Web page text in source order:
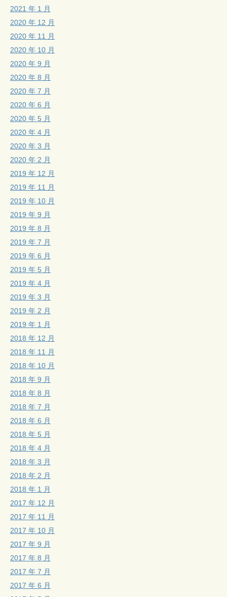
2021 年 1 月
2020 年 12 月
2020 年 11 月
2020 年 10 月
2020 年 9 月
2020 年 8 月
2020 年 7 月
2020 年 6 月
2020 年 5 月
2020 年 4 月
2020 年 3 月
2020 年 2 月
2019 年 12 月
2019 年 11 月
2019 年 10 月
2019 年 9 月
2019 年 8 月
2019 年 7 月
2019 年 6 月
2019 年 5 月
2019 年 4 月
2019 年 3 月
2019 年 2 月
2019 年 1 月
2018 年 12 月
2018 年 11 月
2018 年 10 月
2018 年 9 月
2018 年 8 月
2018 年 7 月
2018 年 6 月
2018 年 5 月
2018 年 4 月
2018 年 3 月
2018 年 2 月
2018 年 1 月
2017 年 12 月
2017 年 11 月
2017 年 10 月
2017 年 9 月
2017 年 8 月
2017 年 7 月
2017 年 6 月